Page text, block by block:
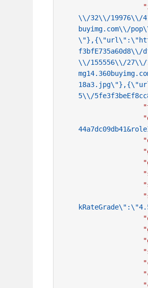
\\/32\\/19976\\/
buyimg.com\\/
\\/155556\\/27\\/
5\\/